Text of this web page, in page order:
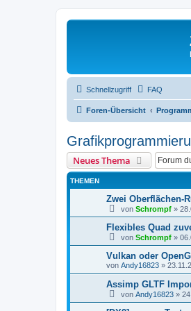
Schnellzugriff FAQ
Foren-Übersicht
Neues Thema
THEMEN
Zwei Oberflächen-
von Schrompf »
Flexibles Quad
von Schrompf »
Vulkan oder
von Andy16823 »
Assimp GLTF
von Andy16823 »